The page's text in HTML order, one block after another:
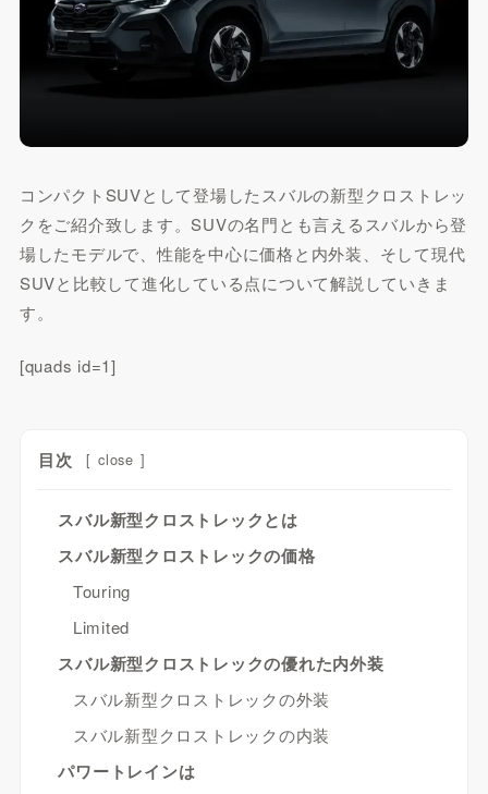
コンパクトSUVとして登場したスバルの新型クロストレッ
クをご紹介致します。SUVの名門とも言えるスバルから登
場したモデルで、性能を中心に価格と内外装、そして現代
SUVと比較して進化している点について解説していきま
す。
[quads id=1]
目次 [ close ]
スバル新型クロストレックとは
スバル新型クロストレックの価格
Touring
Limited
スバル新型クロストレックの優れた内外装
スバル新型クロストレックの外装
スバル新型クロストレックの内装
パワートレインは